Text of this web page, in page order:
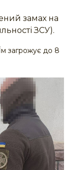
замах на
ЗСУ).
загрожує до 8